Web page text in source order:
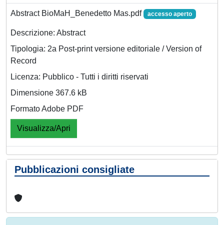
Abstract BioMaH_Benedetto Mas.pdf accesso aperto
Descrizione: Abstract
Tipologia: 2a Post-print versione editoriale / Version of
Record
Licenza: Pubblico - Tutti i diritti riservati
Dimensione 367.6 kB
Formato Adobe PDF
Visualizza/Apri
Pubblicazioni consigliate